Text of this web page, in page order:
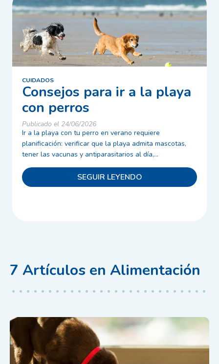
CUIDADOS
Consejos para ir a la playa
con perros
Publicado el 24/06/2026
Ir a la playa con tu perro en verano requiere
planificación: verificar que la playa admita mascotas,
tener las vacunas y antiparasitarios al día,...
SEGUIR LEYENDO
7 Artículos en Alimentación